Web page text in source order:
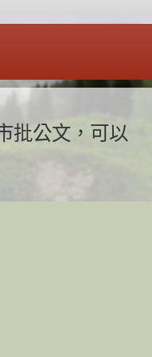
批公文，可以